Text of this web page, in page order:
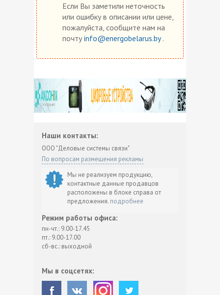
Если Вы заметили неточность
или ошибку в описании или цене,
пожалуйста, сообщите нам на
почту info@energobelarus.by.
Наши контакты:
ООО "Деловые системы связи"
По вопросам размещения рекламы
Мы не реализуем продукцию,
контактные данные продавцов
расположены в блоке справа от
предложения. подробнее
Режим работы офиса:
пн-чт.: 9.00-17.45
пт.: 9.00-17.00
сб-вс.: выходной
Мы в соцсетях: